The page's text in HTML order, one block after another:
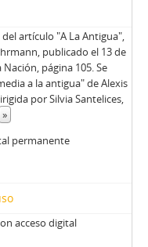
Tren
Familia
Soledades
Que Matan
Futuro
Del Príncipe
artículo "A La Antigua",
publicado el 13 de
página 105. Se
a la antigua" de Alexis
por Silvia Santelices,
»
permanente
acceso digital